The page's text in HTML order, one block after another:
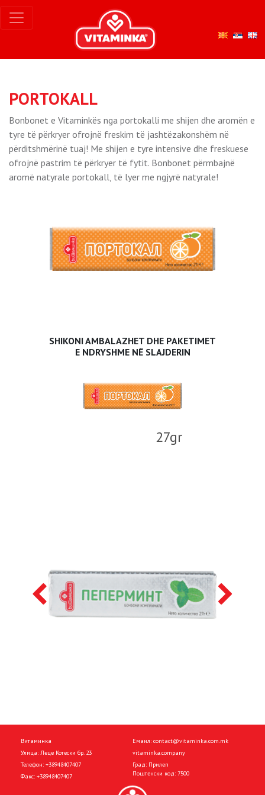
PORTOKALL
Bonbonet e Vitaminkës nga portokalli me shijen dhe aromën e
tyre të përkryer ofrojnë freskim të jashtëzakonshëm në
përditshmërinë tuaj! Me shijen e tyre intensive dhe freskuese
ofrojnë pastrim të përkryer të fytit. Bonbonet përmbajnë
aromë natyrale portokall, të lyer me ngjyrë natyrale!
SHIKONI AMBALAZHET DHE PAKETIMET
E NDRYSHME NË SLAJDERIN
27gr
Витаминка
Улица: Леце Котески бр. 23
Телефон: +38948407407
Факс: +38948407407
Емаил: contact@vitaminka.com.mk
vitaminka.company
Град: Прилеп
Поштенски код: 7500